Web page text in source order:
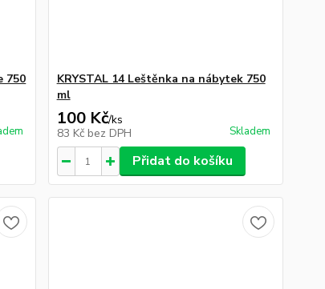
750
KRYSTAL 14 Leštěnka na nábytek 750
ml
100 Kč/ks
83 Kč bez DPH Skladem
Přidat do košíku